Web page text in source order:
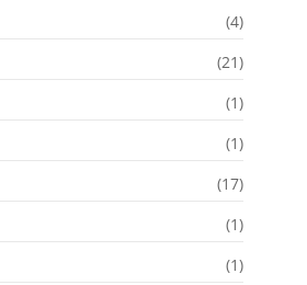
(4)
(21)
(1)
(1)
(17)
(1)
(1)